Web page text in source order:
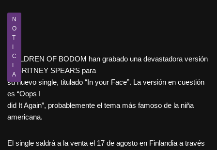
N
O
T
C
A
CHILDREN OF BODOM han grabado una devastadora versión
de BRITNEY SPEARS para
su nuevo single, titulado “In your Face”. La versión en cuestión
es “Oops I
did It Again”, probablemente el tema más famoso de la niña
americana.
El single saldrá a la venta el 17 de agosto en Finlandia a través